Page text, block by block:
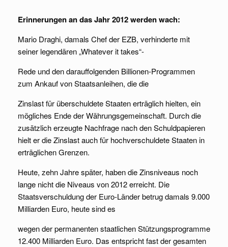
Erinnerungen an das Jahr 2012 werden wach:
Mario Draghi, damals Chef der EZB, verhinderte mit
seiner legendären „Whatever it takes“-
Rede und den darauffolgenden Billionen-Programmen
zum Ankauf von Staatsanleihen, die die
Zinslast für überschuldete Staaten erträglich hielten, ein
mögliches Ende der Währungsgemeinschaft. Durch die
zusätzlich erzeugte Nachfrage nach den Schuldpapieren
hielt er die Zinslast auch für hochverschuldete Staaten in
erträglichen Grenzen.
Heute, zehn Jahre später, haben die Zinsniveaus noch
lange nicht die Niveaus von 2012 erreicht. Die
Staatsverschuldung der Euro-Länder betrug damals 9.000
Milliarden Euro, heute sind es
wegen der permanenten staatlichen Stützungsprogramme
12.400 Milliarden Euro. Das entspricht fast der gesamten